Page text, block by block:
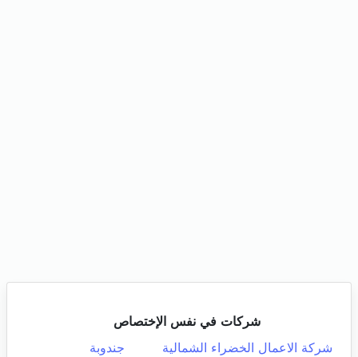
شركات في نفس الإختصاص
شركة الاعمال الخضراء الشمالية
جندوبة